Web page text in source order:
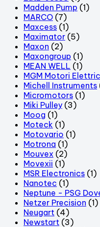
Madden Pump (1)
MARCO (7)
Maxcess (1)
Maximator (5)
Maxon (2)
Maxongroup (1)
MEAN WELL (1)
MGM Motori
Michell Instruments
Micromotors (1)
Miki Pulley (3)
Moog (1)
Moteck (1)
Motovario (1)
Motrona (1)
Mouvex (2)
Movexii (1)
MSR Electronics (1)
Nanotec (1)
Neptune - PSG
Netzer Precision (1)
Neugart (4)
Newstart (3)